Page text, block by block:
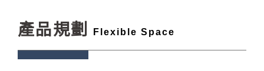
產品規劃 Flexible Space